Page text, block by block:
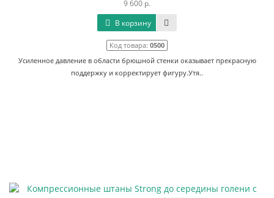
9 600 р.
В корзину
Код товара: 0500
Усиленное давление в области брюшной стенки оказывает прекрасную
поддержку и корректирует фигуру.Утя..